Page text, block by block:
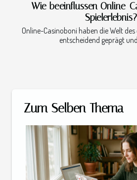
Wie beeinflussen Online-
Spielerlebnis?
Online-Casinoboni haben die Welt
entscheidend geprägt
Zum Selben Thema